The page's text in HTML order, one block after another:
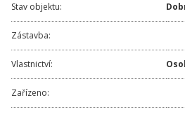
Stav objektu:
Zástavba:
Vlastnictví:
Zařízeno: